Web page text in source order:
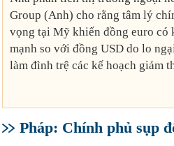
Group (Anh) cho rằng tâm lý
vọng tại Mỹ khiến đồng euro có
mạnh so với đồng USD do lo
làm đình trệ các kế hoạch giảm
Pháp: Chính phủ sụp